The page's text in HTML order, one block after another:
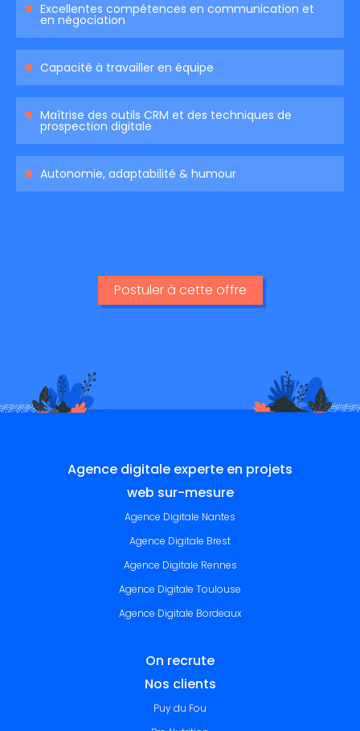
Excellentes compétences en communication et
en négociation
Capacité à travailler en équipe
Maîtrise des outils CRM et des techniques de
prospection digitale
Autonomie, adaptabilité & humour
Postuler à cette offre
Agence digitale experte en projets
web sur-mesure
Agence Digitale Nantes
Agence Digitale Brest
Agence Digitale Rennes
Agence Digitale Toulouse
Agence Digitale Bordeaux
On recrute
Nos clients
Puy du Fou